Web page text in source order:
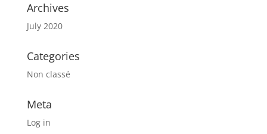
Archives
July 2020
Categories
Non classé
Meta
Log in